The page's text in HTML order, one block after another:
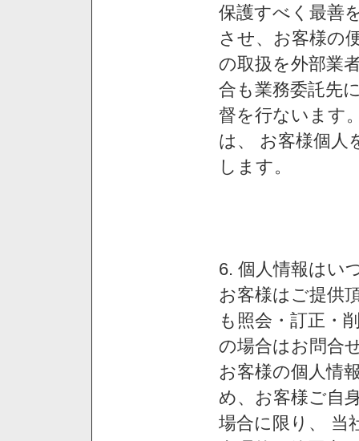
保護すべく最善
させ、お客様の
の取扱を外部業
合も業務委託先
督を行ないます
は、 お客様個人
します。
6. 個人情報はい
お客様はご提供
も照会・訂正・
の場合はお問合
お客様の個人情
め、お客様ご自
場合に限り、 当